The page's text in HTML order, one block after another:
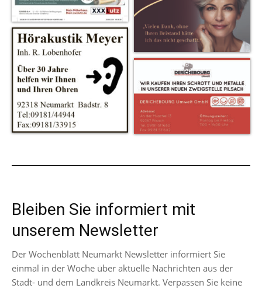
Bleiben Sie informiert mit
unserem Newsletter
Der Wochenblatt Neumarkt Newsletter informiert Sie
einmal in der Woche über aktuelle Nachrichten aus der
Stadt- und dem Landkreis Neumarkt. Verpassen Sie keine